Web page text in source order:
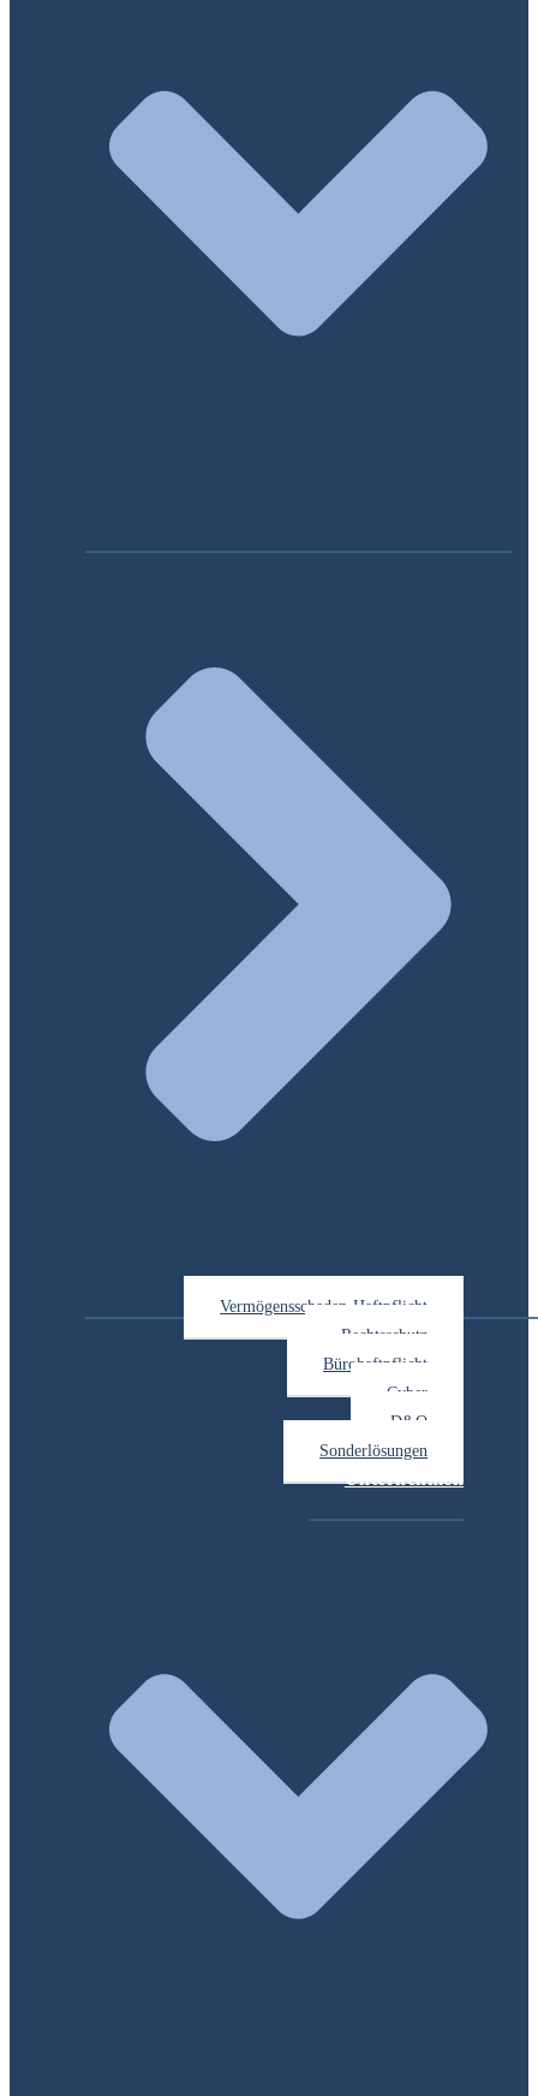
Vermögensschaden-Haftpflicht
Rechtsschutz
Bürohaftpflicht
Cyber
D&O
Sonderlösungen
Unternehmen